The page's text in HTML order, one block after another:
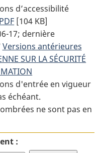
d’accessibilité
PDF Texte
complet
:
Règlement
sur
le
potentiel
incendiaire
cigarettes
(produits
[104 KB]
17; dernière
Versions antérieures
SUR LA SÉCURITÉ
d'entrée en vigueur
échéant.
ne sont pas en
: